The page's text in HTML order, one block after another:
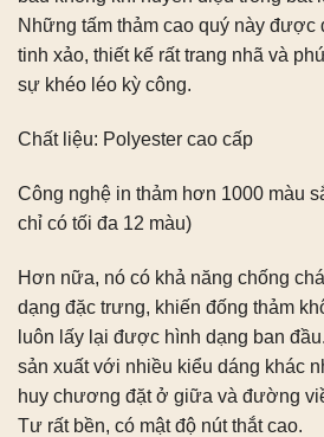
Những tấm thảm cao quý này
tinh xảo, thiết kế rất trang nhã và
sự khéo léo kỳ công.
Chất liệu: Polyester cao cấp
Công nghệ in thảm hơn 1000 màu
chỉ có tối đa 12 màu)
Hơn nữa, nó có khả năng chống
dạng đặc trưng, ​​khiến đống thảm
luôn lấy lại được hình dạng ban
sản xuất với nhiều kiểu dáng khác
huy chương đặt ở giữa và đường
Tư rất bền, có mật độ nút thắt cao.